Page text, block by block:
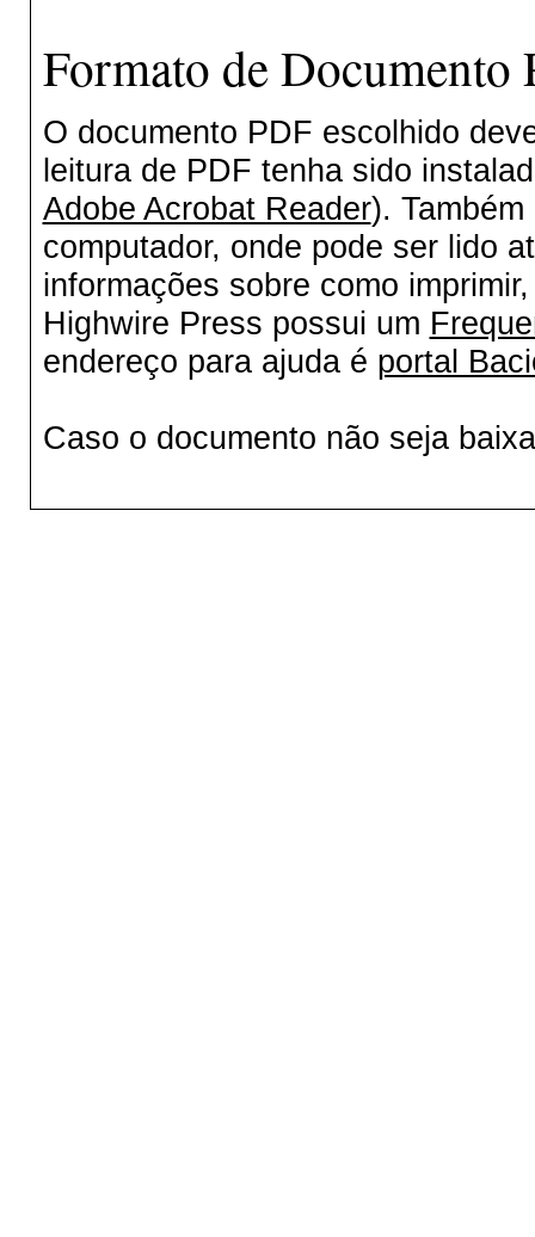
Formato de
O documento PDF escolhido
leitura de PDF tenha sido
Adobe Acrobat Reader).
computador, onde pode ser lido
informações sobre como
Highwire Press possui um
endereço para ajuda é portal
Caso o documento não seja